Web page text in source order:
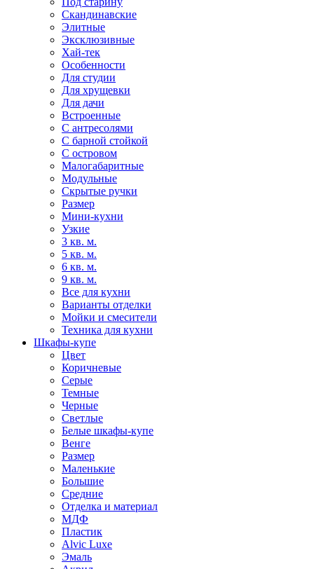
Скандинавские
Элитные
Эксклюзивные
Хай-тек
Особенности
Для студии
Для хрущевки
Для дачи
Встроенные
С антресолями
С барной стойкой
С островом
Малогабаритные
Модульные
Скрытые ручки
Размер
Мини-кухни
Узкие
3 кв. м.
5 кв. м.
6 кв. м.
9 кв. м.
Все для кухни
Варианты отделки
Мойки и смесители
Техника для кухни
Шкафы-купе
Цвет
Коричневые
Серые
Темные
Черные
Светлые
Белые шкафы-купе
Венге
Размер
Маленькие
Большие
Средние
Отделка и материал
МДФ
Пластик
Alvic Luxe
Эмаль